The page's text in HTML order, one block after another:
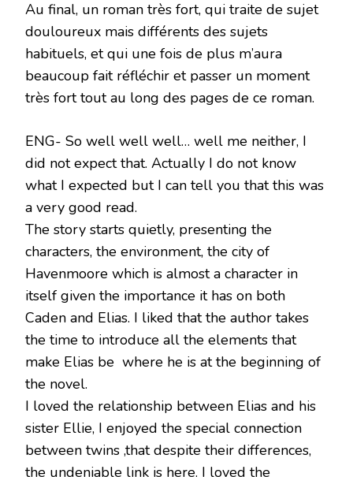
Au final, un roman très fort, qui traite de sujet
douloureux mais différents des sujets
habituels, et qui une fois de plus m’aura
beaucoup fait réfléchir et passer un moment
très fort tout au long des pages de ce roman.
ENG- So well well well… well me neither, I
did not expect that. Actually I do not know
what I expected but I can tell you that this was
a very good read.
The story starts quietly, presenting the
characters, the environment, the city of
Havenmoore which is almost a character in
itself given the importance it has on both
Caden and Elias. I liked that the author takes
the time to introduce all the elements that
make Elias be where he is at the beginning of
the novel.
I loved the relationship between Elias and his
sister Ellie, I enjoyed the special connection
between twins ,that despite their differences,
the undeniable link is here. I loved the